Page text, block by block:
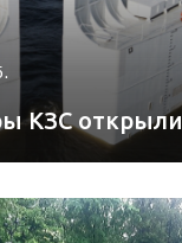
КЗС открыли